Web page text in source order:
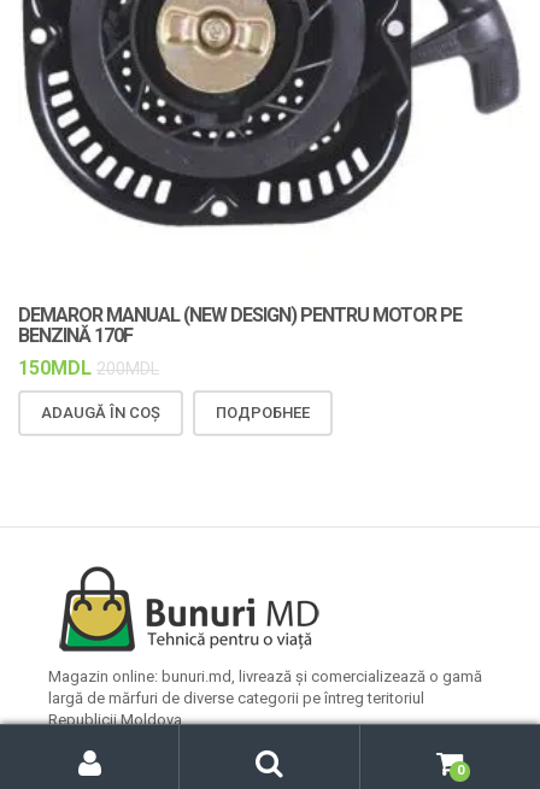
DEMAROR MANUAL (NEW DESIGN) PENTRU MOTOR PE
BENZINĂ 170F
150MDL 200MDL
ADAUGĂ ÎN COȘ ПОДРОБНЕЕ
Magazin online: bunuri.md, livrează și comercializează o gamă
largă de mărfuri de diverse categorii pe întreg teritoriul
Republicii Moldova.
o
ă
0